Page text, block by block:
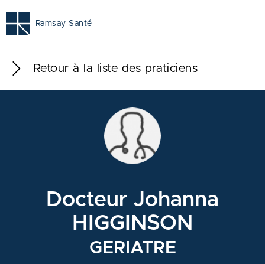
Ramsay Santé
Retour à la liste des praticiens
Docteur Johanna
HIGGINSON
GERIATRE